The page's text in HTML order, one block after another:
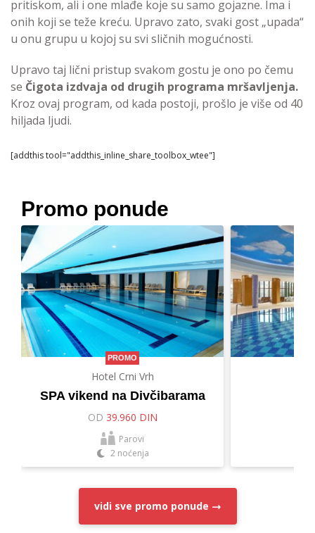
pritiskom, ali i one mlađe koje su samo gojazne. Ima i
onih koji se teže kreću. Upravo zato, svaki gost „upada“
u onu grupu u kojoj su svi sličnih mogućnosti.
Upravo taj lični pristup svakom gostu je ono po čemu
se Čigota izdvaja od drugih programa mršavljenja.
Kroz ovaj program, od kada postoji, prošlo je više od 40
hiljada ljudi.
[addthis tool="addthis_inline_share_toolbox_wtee"]
Promo ponude
PROMO
Hotel Crni Vrh
SPA vikend na Divčibarama
OD 39.960 DIN
Parovi
2 noćenja
vidi sve promo ponude